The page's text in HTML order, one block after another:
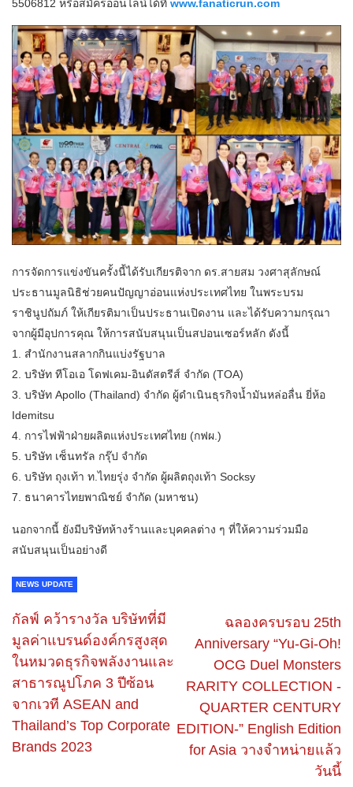
5506812 หรือสมัครออนไลน์ได้ที่ www.fanaticrun.com
การจัดการแข่งขันครั้งนี้ได้รับเกียรติจาก ดร.สายสม วงศาสุลักษณ์
ประธานมูลนิธิช่วยคนปัญญาอ่อนแห่งประเทศไทย ในพระบรม
ราชินูปถัมภ์ ให้เกียรติมาเป็นประธานเปิดงาน และได้รับความกรุณา
จากผู้มีอุปการคุณ ให้การสนับสนุนเป็นสปอนเซอร์หลัก ดังนี้
1. สำนักงานสลากกินแบ่งรัฐบาล
2. บริษัท ทีโอเอ โดฟเคม-อินดัสตรีส์ จำกัด (TOA)
3. บริษัท Apollo (Thailand) จำกัด ผู้ดำเนินธุรกิจน้ำมันหล่อลื่น ยี่ห้อ
Idemitsu
4. การไฟฟ้าฝ่ายผลิตแห่งประเทศไทย (กฟผ.)
5. บริษัท เซ็นทรัล กรุ๊ป จำกัด
6. บริษัท ถุงเท้า ท.ไทยรุ่ง จำกัด ผู้ผลิตถุงเท้า Socksy
7. ธนาคารไทยพาณิชย์ จำกัด (มหาชน)
นอกจากนี้ ยังมีบริษัทห้างร้านและบุคคลต่าง ๆ ที่ให้ความร่วมมือ
สนับสนุนเป็นอย่างดี
NEWS UPDATE
กัลฟ์ คว้ารางวัล บริษัทที่มี
มูลค่าแบรนด์องค์กรสูงสุด
ในหมวดธุรกิจพลังงานและ
สาธารณูปโภค 3 ปีซ้อน
จากเวที ASEAN and
Thailand’s Top Corporate
Brands 2023
ฉลองครบรอบ 25th
Anniversary “Yu-Gi-Oh!
OCG Duel Monsters
RARITY COLLECTION -
QUARTER CENTURY
EDITION-” English Edition
for Asia วางจำหน่ายแล้ว
วันนี้